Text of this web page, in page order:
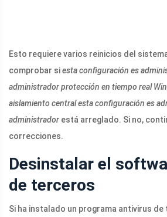
Esto requiere varios reinicios del
comprobar siesta configuración es
administrador protección en tiempo real
aislamiento central esta configuración es
administrador está arreglado. Si no,
correcciones.
Desinstalar el
de terceros
Si ha instalado un programa antivirus de